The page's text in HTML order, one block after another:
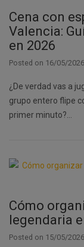
Cena con
Valencia:
en 2026
Posted on 16/05/2026
¿De verdad vas a
grupo entero flipe
primer minuto?…
Cómo
legendaria
Posted on 15/05/2026